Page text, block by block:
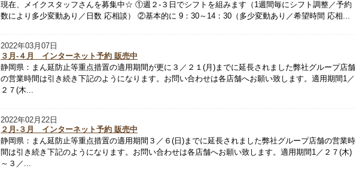
現在、メイクスタッフさんを募集中☆ ①週２-３日でシフトを組みます（1週間毎にシフト調整／予約
数により多少変動あり／日数 応相談） ②基本的に 9：30～14：30（多少変動あり／希望時間 応相...
2022年03月07日
３月-４月 インターネット予約 販売中
静岡県：まん延防止等重点措置の適用期間が更に３／２１(月)までに延長されました弊社グループ店舗
の営業時間は引き続き下記のようになります。お問い合わせは各店舗へお願い致します。適用期間1／
２７(木...
2022年02月22日
２月-３月 インターネット予約 販売中
静岡県：まん延防止等重点措置の適用期間３／６(日)までに延長されました弊社グループ店舗の営業時
間は引き続き下記のようになります。お問い合わせは各店舗へお願い致します。適用期間1／２７(木)
～３／...